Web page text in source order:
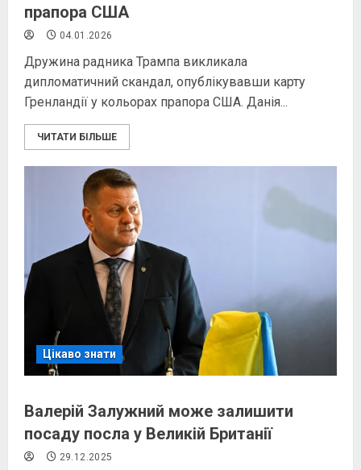
прапора США
04.01.2026
Дружина радника Трампа викликала
дипломатичний скандал, опублікувавши карту
Гренландії у кольорах прапора США. Данія...
ЧИТАТИ БІЛЬШЕ
Цікаво знати
Валерій Залужний може залишити
посаду посла у Великій Британії
29.12.2025